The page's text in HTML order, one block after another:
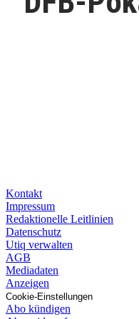
Kontakt
Impressum
Redaktionelle Leitlinien
Datenschutz
Utiq verwalten
AGB
Mediadaten
Anzeigen
Cookie-Einstellungen
Abo kündigen